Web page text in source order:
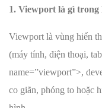
1. Viewport là gì
Viewport là vùng hiển
(máy tính, điện thoại,
name=”viewport”>,
co giãn, phóng to hoặc